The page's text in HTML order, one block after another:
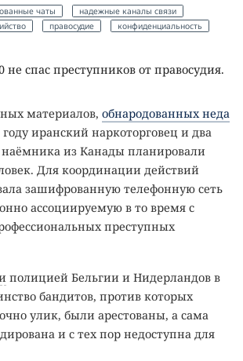
чаты
надежные каналы связи
правосудие
конфиденциальность
не спас преступников от правосудия.
материалов, обнародованных неда
году иранский наркоторговец и два
из Канады планировали
Для координации действий
зашифрованную телефонную сеть
ассоциируемую в то время с
преступных
полицией Бельгии и Нидерландов в
бандитов, против которых
улик, были арестованы, а сама
и с тех пор недоступна для